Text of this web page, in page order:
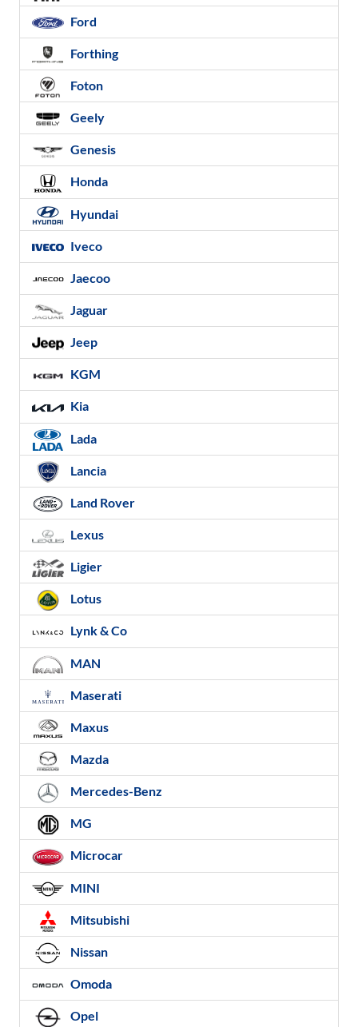
Ford
Forthing
Foton
Geely
Genesis
Honda
Hyundai
Iveco
Jaecoo
Jaguar
Jeep
KGM
Kia
Lada
Lancia
Land Rover
Lexus
Ligier
Lotus
Lynk & Co
MAN
Maserati
Maxus
Mazda
Mercedes-Benz
MG
Microcar
MINI
Mitsubishi
Nissan
Omoda
Opel